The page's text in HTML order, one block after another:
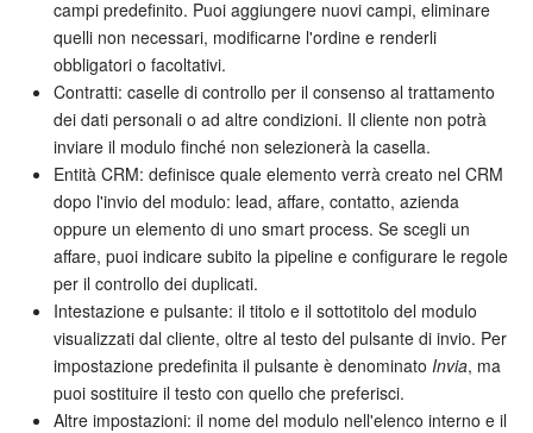
campi predefinito. Puoi aggiungere nuovi campi, eliminare
quelli non necessari, modificarne l'ordine e renderli
obbligatori o facoltativi.
Contratti: caselle di controllo per il consenso al trattamento
dei dati personali o ad altre condizioni. Il cliente non potrà
inviare il modulo finché non selezionerà la casella.
Entità CRM: definisce quale elemento verrà creato nel CRM
dopo l'invio del modulo: lead, affare, contatto, azienda
oppure un elemento di uno smart process. Se scegli un
affare, puoi indicare subito la pipeline e configurare le regole
per il controllo dei duplicati.
Intestazione e pulsante: il titolo e il sottotitolo del modulo
visualizzati dal cliente, oltre al testo del pulsante di invio. Per
impostazione predefinita il pulsante è denominato Invia, ma
puoi sostituire il testo con quello che preferisci.
Altre impostazioni: il nome del modulo nell'elenco interno e il